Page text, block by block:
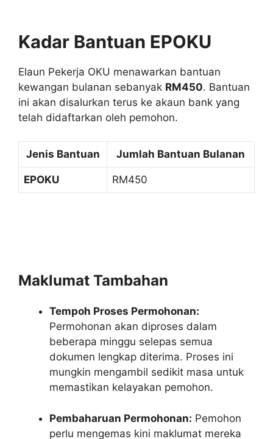
Kadar Bantuan EPOKU
Elaun Pekerja OKU menawarkan bantuan
kewangan bulanan sebanyak RM450. Bantuan
ini akan disalurkan terus ke akaun bank yang
telah didaftarkan oleh pemohon.
Jenis Bantuan Jumlah Bantuan Bulanan
EPOKU RM450
Maklumat Tambahan
Tempoh Proses Permohonan:
Permohonan akan diproses dalam
beberapa minggu selepas semua
dokumen lengkap diterima. Proses ini
mungkin mengambil sedikit masa untuk
memastikan kelayakan pemohon.
Pembaharuan Permohonan: Pemohon
perlu mengemas kini maklumat mereka